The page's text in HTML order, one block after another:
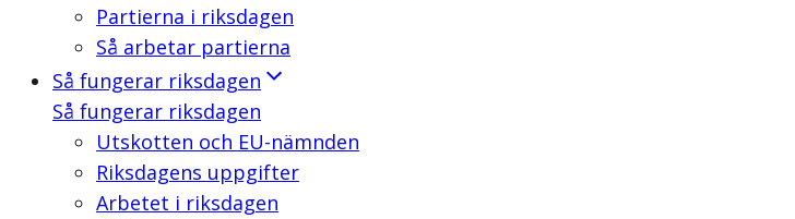
Partierna i riksdagen
Så arbetar partierna
Så fungerar riksdagen
Så fungerar riksdagen
Utskotten och EU-nämnden
Riksdagens uppgifter
Arbetet i riksdagen